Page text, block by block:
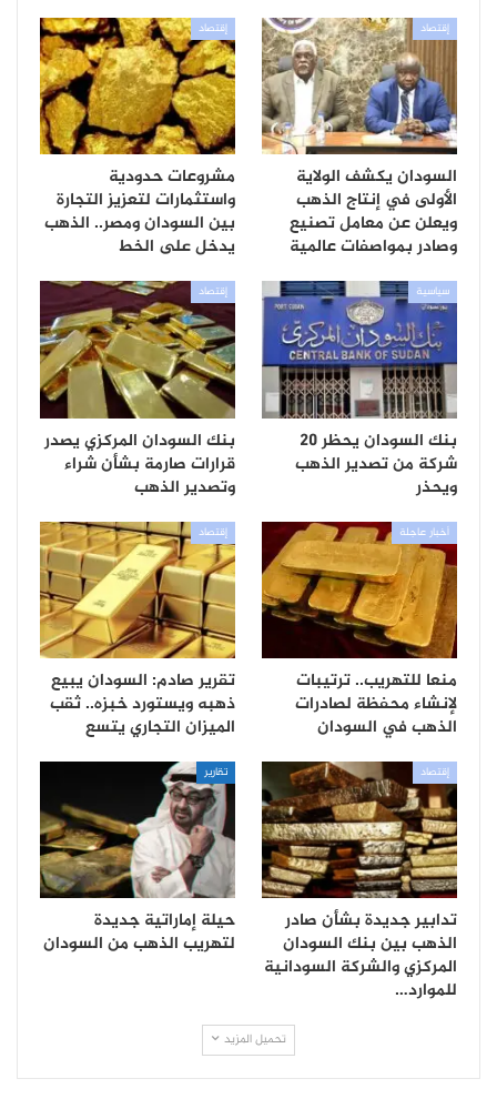
إقتصاد
السودان يكشف الولاية
الأولى في إنتاج الذهب
ويعلن عن معامل تصنيع
وصادر بمواصفات عالمية
إقتصاد
مشروعات حدودية
واستثمارات لتعزيز التجارة
بين السودان ومصر.. الذهب
يدخل على الخط
سياسية
بنك السودان يحظر 20
شركة من تصدير الذهب
ويحذر
إقتصاد
بنك السودان المركزي يصدر
قرارات صارمة بشأن شراء
وتصدير الذهب
أخبار عاجلة
منعا للتهريب.. ترتيبات
لإنشاء محفظة لصادرات
الذهب في السودان
إقتصاد
تقرير صادم: السودان يبيع
ذهبه ويستورد خبزه.. ثقب
الميزان التجاري يتسع
إقتصاد
تدابير جديدة بشأن صادر
الذهب بين بنك السودان
المركزي والشركة السودانية
للموارد…
تقارير
حيلة إماراتية جديدة
لتهريب الذهب من السودان
تحميل المزيد